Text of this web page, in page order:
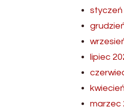
styczeń
lipiec
marzec